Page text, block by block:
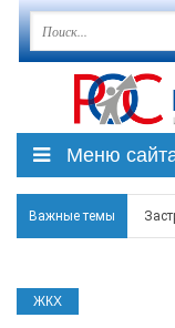
Меню
Важные темы
В
ЖКХ